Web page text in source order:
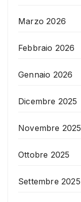
Marzo 2026
Febbraio 2026
Gennaio 2026
Dicembre 2025
Novembre 2025
Ottobre 2025
Settembre 2025